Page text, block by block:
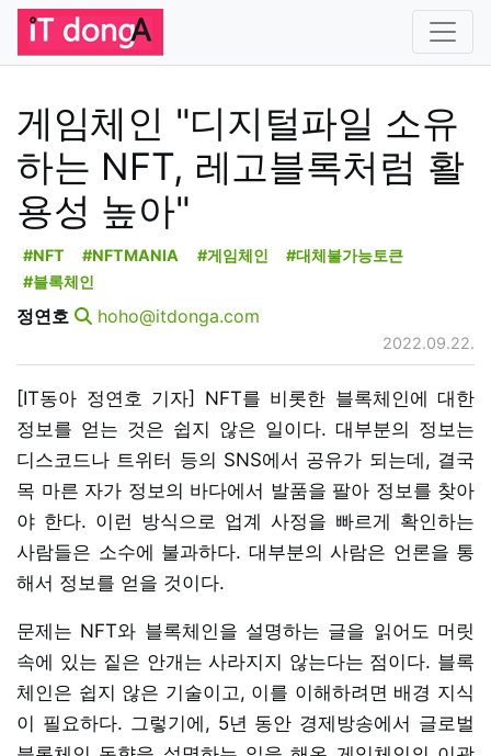
게임체인 "디지털파일 소유
하는 NFT, 레고블록처럼 활
용성 높아"
#NFT #NFTMANIA #게임체인
#대체불가능토큰
#블록체인
정연호 hoho@itdonga.com
2022.09.22.
[IT동아 정연호 기자] NFT를 비롯한 블록체인에 대한
정보를 얻는 것은 쉽지 않은 일이다. 대부분의 정보는
디스코드나 트위터 등의 SNS에서 공유가 되는데, 결국
목 마른 자가 정보의 바다에서 발품을 팔아 정보를 찾아
야 한다. 이런 방식으로 업계 사정을 빠르게 확인하는
사람들은 소수에 불과하다. 대부분의 사람은 언론을 통
해서 정보를 얻을 것이다.
문제는 NFT와 블록체인을 설명하는 글을 읽어도 머릿
속에 있는 짙은 안개는 사라지지 않는다는 점이다. 블록
체인은 쉽지 않은 기술이고, 이를 이해하려면 배경 지식
이 필요하다. 그렇기에, 5년 동안 경제방송에서 글로벌